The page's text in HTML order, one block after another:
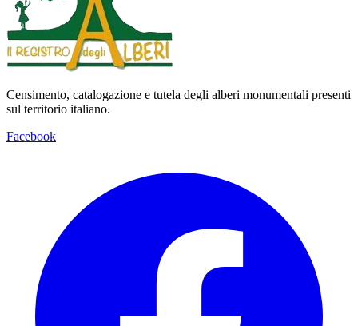
Censimento, catalogazione e tutela degli alberi monumentali presenti
sul territorio italiano.
Facebook